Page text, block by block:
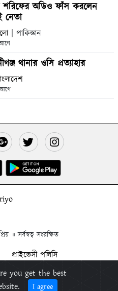
শরিফের অডিও ফাঁস করলেন
নেতা
| পাকিস্তান
থানার ওসি প্রত্যাহার
॥ সর্বস্বত্ব সংরক্ষিত
প্রাইভেসী পলিসি
শর্ত ও নিয়মাবলী
প্রিয় মুক্তিপিন
you get the best
I agree